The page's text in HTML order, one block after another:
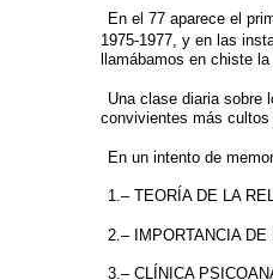
En el 77 aparece el
1975-1977, y en las
llamábamos en chiste
Una clase diaria sobre
convivientes más cultos
En un intento de
1.– TEORÍA DE LA
2.– IMPORTANCIA
3.– CLÍNICA